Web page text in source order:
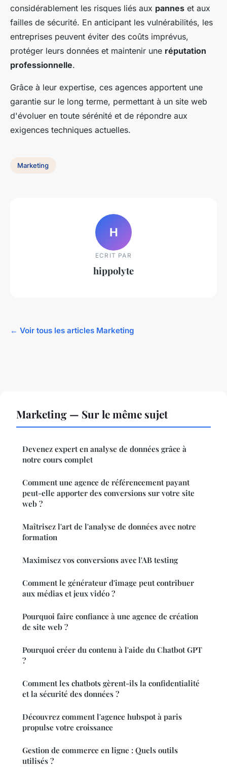
considérablement les risques liés aux pannes et aux
failles de sécurité. En anticipant les vulnérabilités, les
entreprises peuvent éviter des coûts imprévus,
protéger leurs données et maintenir une réputation
professionnelle.
Grâce à leur expertise, ces agences apportent une
garantie sur le long terme, permettant à un site web
d'évoluer en toute sérénité et de répondre aux
exigences techniques actuelles.
Marketing
H
ECRIT PAR
hippolyte
← Voir tous les articles Marketing
Marketing — Sur le même sujet
Devenez expert en analyse de données grâce à
notre cours complet
Comment une agence de référencement payant
peut-elle apporter des conversions sur votre site
web ?
Maîtrisez l'art de l'analyse de données avec notre
formation
Maximisez vos conversions avec l'AB testing
Comment le générateur d'image peut contribuer
aux médias et jeux vidéo ?
Pourquoi faire confiance à une agence de création
de site web ?
Pourquoi créer du contenu à l'aide du Chatbot GPT
?
Comment les chatbots gèrent-ils la confidentialité
et la sécurité des données ?
Découvrez comment l'agence hubspot à paris
propulse votre croissance
Gestion de commerce en ligne : Quels outils
utilisés ?